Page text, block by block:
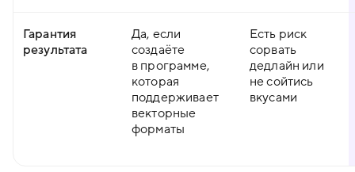
Гарантия
результата
Да, если
создаёте
в программе,
которая
поддерживает
векторные
форматы
Есть риск
сорвать
дедлайн или
не сойтись
вкусами